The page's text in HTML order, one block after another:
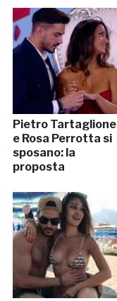
Pietro Tartaglione
e Rosa Perrotta si
sposano: la
proposta